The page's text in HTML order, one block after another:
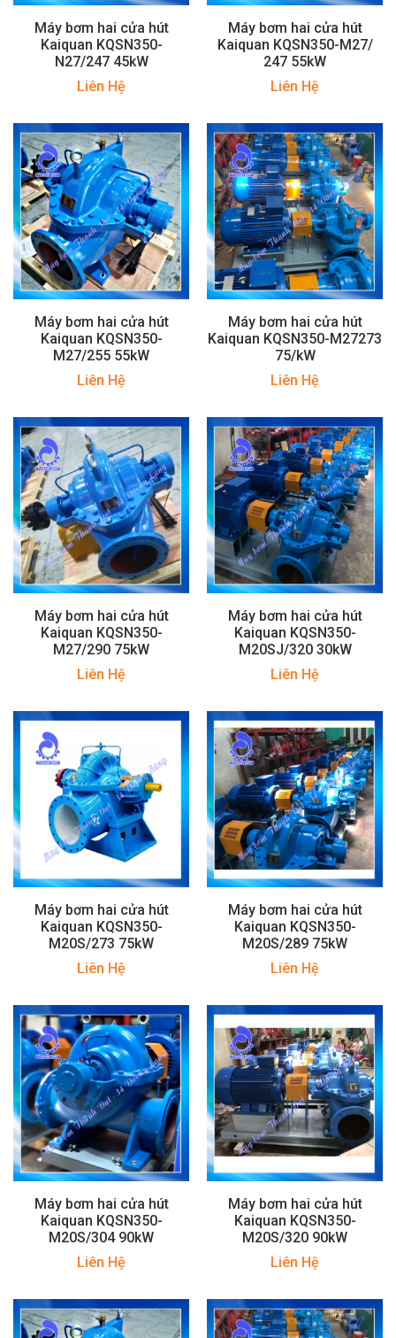
Máy bơm hai cửa hút
Kaiquan KQSN350-
N27/247 45kW
Liên Hệ
Máy bơm hai cửa hút
Kaiquan KQSN350-M27/
247 55kW
Liên Hệ
Máy bơm hai cửa hút
Kaiquan KQSN350-
M27/255 55kW
Liên Hệ
Máy bơm hai cửa hút
Kaiquan KQSN350-M27273
75/kW
Liên Hệ
Máy bơm hai cửa hút
Kaiquan KQSN350-
M27/290 75kW
Liên Hệ
Máy bơm hai cửa hút
Kaiquan KQSN350-
M20SJ/320 30kW
Liên Hệ
Máy bơm hai cửa hút
Kaiquan KQSN350-
M20S/273 75kW
Liên Hệ
Máy bơm hai cửa hút
Kaiquan KQSN350-
M20S/289 75kW
Liên Hệ
Máy bơm hai cửa hút
Kaiquan KQSN350-
M20S/304 90kW
Liên Hệ
Máy bơm hai cửa hút
Kaiquan KQSN350-
M20S/320 90kW
Liên Hệ